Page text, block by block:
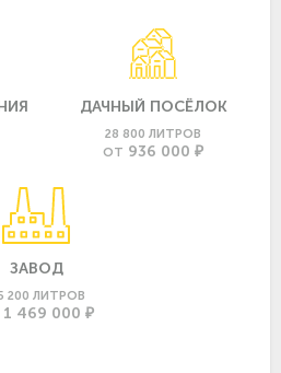
ДАЧНЫЙ ПОСЁЛОК
28 800 ЛИТРОВ
ОТ 936 000 ₽
ЗАВОД
200 ЛИТРОВ
1 469 000 ₽